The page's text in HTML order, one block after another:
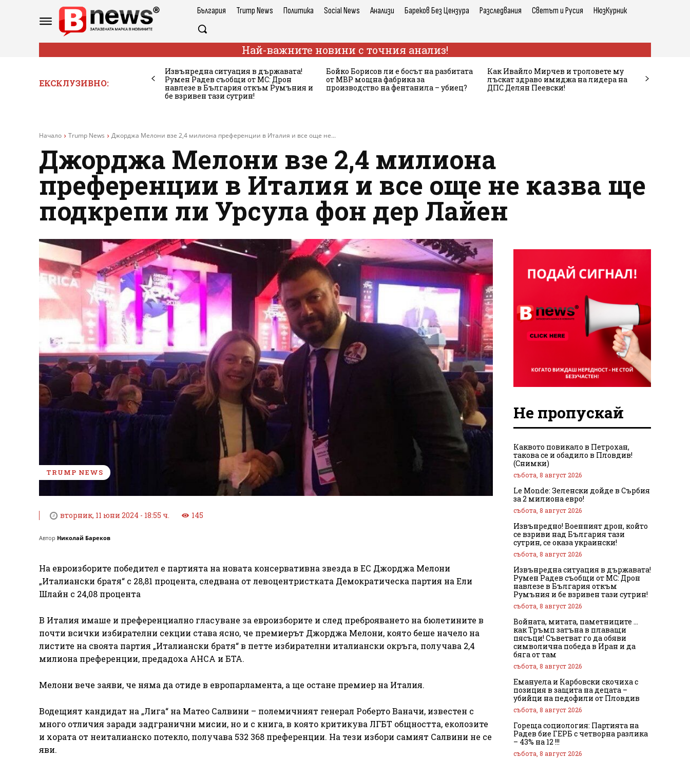
България Trump News Политика Social News Анализи Бареков Без Цензура Разследвания Светът и Русия НюзКурник
Най-важните новини с точния анализ!
ЕКСКЛУЗИВНО:
Извънредна ситуация в държавата!
Румен Радев съобщи от МС: Дрон
навлезе в България откъм Румъния и
бе взривен тази сутрин!
Бойко Борисов ли е босът на разбитата
от МВР мощна фабрика за
производство на фентанила – убиец?
Как Ивайло Мирчев и троловете му
лъскат здраво имиджа на лидера на
ДПС Делян Пеевски!
Начало Trump News Джорджа Мелони взе 2,4 милиона преференции в Италия и все още не...
Джорджа Мелони взе 2,4 милиона
преференции в Италия и все още не казва ще
подкрепи ли Урсула фон дер Лайен
TRUMP NEWS
вторник, 11 юни 2024 - 18:55 ч. 145
Автор Николай Бареков
На евроизборите победител е партията на новата консервативна звезда в ЕС Джорджа Мелони
„Италиански братя“ с 28,81 процента, следвана от левоцентристката Демократическа партия на Ели
Шлайн с 24,08 процента
В Италия имаше и преференциално гласуване за евроизборите и след преброяването на бюлетините в
почти всички избирателни секции става ясно, че премиерът Джорджа Мелони, която беше начело на
листите на своята партия „Италиански братя“ в петте избирателни италиански окръга, получава 2,4
милиона преференции, предадоха АНСА и БТА.
Мелони вече заяви, че няма да отиде в европарламента, а ще остане премиер на Италия.
Водещият кандидат на „Лига“ на Матео Салвини – полемичният генерал Роберто Ваначи, известен с
много отличия заради задгранични мисии, но и с книга, в която критикува ЛГБТ общността, еколозите
и хората от неиталианско потекло, получава 532 368 преференции. На тези избори самият Салвини не се
яви.
Не пропускай
Каквото повикало в Петрохан,
такова се и обадило в Пловдив!
(Снимки)
събота, 8 август 2026
Le Monde: Зеленски дойде в Сърбия
за 2 милиона евро!
събота, 8 август 2026
Извънредно! Военният дрон, който
се взриви над България тази
сутрин, се оказа украински!
събота, 8 август 2026
Извънредна ситуация в държавата!
Румен Радев съобщи от МС: Дрон
навлезе в България откъм
Румъния и бе взривен тази сутрин!
събота, 8 август 2026
Войната, митата, паметниците …
как Тръмп затъна в плаващи
пясъци! Съветват го да обяви
символична победа в Иран и да
бяга от там
събота, 8 август 2026
Емануела и Карбовски скочиха с
позиция в защита на децата –
убийци на педофили от Пловдив
събота, 8 август 2026
Гореща социология: Партията на
Радев бие ГЕРБ с четворна разлика
– 43% на 12 !!!
събота, 8 август 2026